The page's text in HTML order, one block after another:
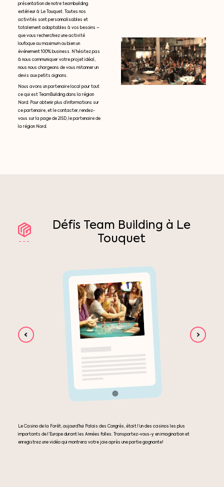
présentation de notre teambuilding
extérieur à Le Touquet. Toutes nos
activités sont personnalisables et
totalement adaptables à vos besoins –
que vous recherchiez une activité
loufoque au maximum ou bien un
événement 100% business. N’hésitez pas
à nous communiquer votre projet idéal,
nous nous chargeons de vous mitonner un
devis aux petits oignons.
Nous avons un partenaire local pour tout
ce qui est TeamBuilding dans la région
Nord. Pour obtenir plus d’informations sur
ce partenaire, et le contacter, rendez-
vous sur la page de 2ISD, le partenaire de
la région Nord.
Défis Team Building à Le
Touquet
Le Casino de la Forêt, aujourd’hui Palais des Congrès, était l’un des casinos les plus
importants de l’Europe durant les Années folles. Transportez-vous-y en imagination et
enregistrez une vidéo qui montrera votre joie après une partie gagnante!